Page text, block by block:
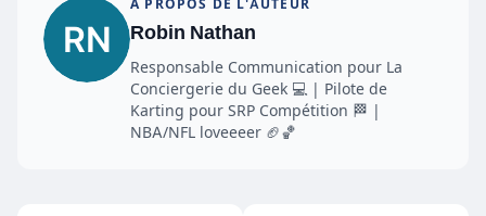
À PROPOS DE L'AUTEUR
Robin Nathan
Responsable Communication pour La
Conciergerie du Geek 💻 | Pilote de
Karting pour SRP Compétition 🏁 |
NBA/NFL loveeeer 🏈🏀